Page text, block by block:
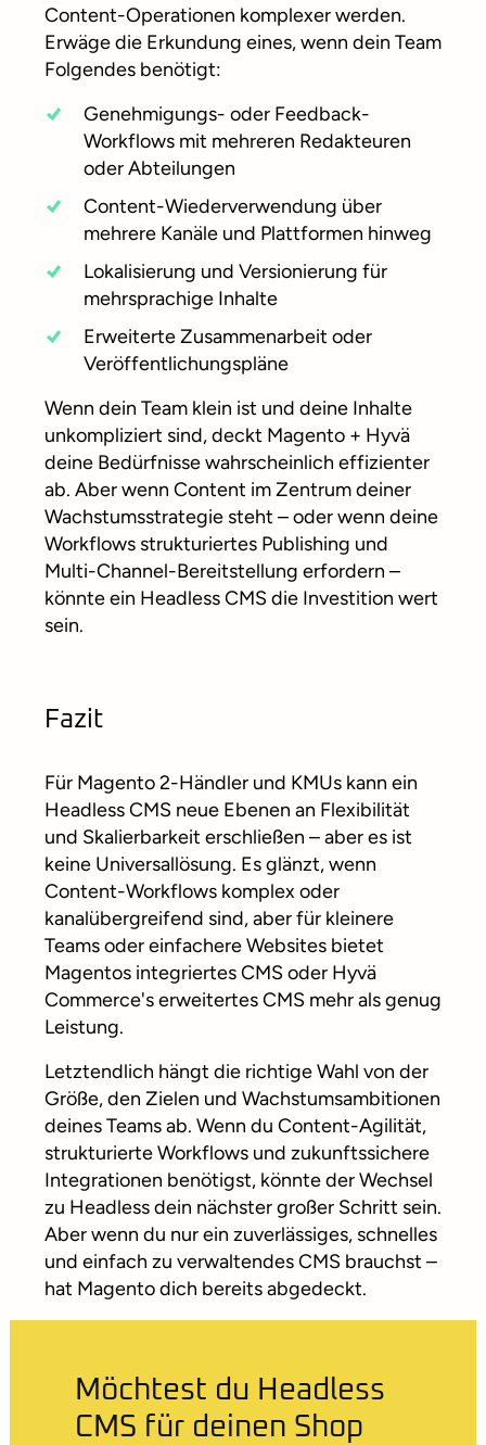
Content-Operationen komplexer werden.
Erwäge die Erkundung eines, wenn dein Team
Folgendes benötigt:
Genehmigungs- oder Feedback-
Workflows mit mehreren Redakteuren
oder Abteilungen
Content-Wiederverwendung über
mehrere Kanäle und Plattformen hinweg
Lokalisierung und Versionierung für
mehrsprachige Inhalte
Erweiterte Zusammenarbeit oder
Veröffentlichungspläne
Wenn dein Team klein ist und deine Inhalte
unkompliziert sind, deckt Magento + Hyvä
deine Bedürfnisse wahrscheinlich effizienter
ab. Aber wenn Content im Zentrum deiner
Wachstumsstrategie steht – oder wenn deine
Workflows strukturiertes Publishing und
Multi-Channel-Bereitstellung erfordern –
könnte ein Headless CMS die Investition wert
sein.
Fazit
Für Magento 2-Händler und KMUs kann ein
Headless CMS neue Ebenen an Flexibilität
und Skalierbarkeit erschließen – aber es ist
keine Universallösung. Es glänzt, wenn
Content-Workflows komplex oder
kanalübergreifend sind, aber für kleinere
Teams oder einfachere Websites bietet
Magentos integriertes CMS oder Hyvä
Commerce's erweitertes CMS mehr als genug
Leistung.
Letztendlich hängt die richtige Wahl von der
Größe, den Zielen und Wachstumsambitionen
deines Teams ab. Wenn du Content-Agilität,
strukturierte Workflows und zukunftssichere
Integrationen benötigst, könnte der Wechsel
zu Headless dein nächster großer Schritt sein.
Aber wenn du nur ein zuverlässiges, schnelles
und einfach zu verwaltendes CMS brauchst –
hat Magento dich bereits abgedeckt.
Möchtest du Headless
CMS für deinen Shop